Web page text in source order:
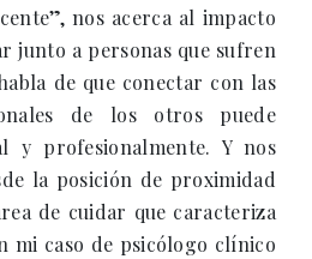
nos acerca al impacto
junto a personas que sufren
de que conectar con las
de los otros puede
y profesionalmente. Y nos
la posición de proximidad
de cuidar que caracteriza
mi caso de psicólogo clínico